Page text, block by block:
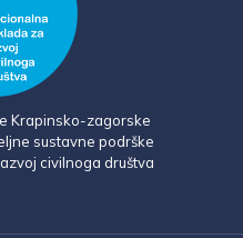
Krapinsko-zagorske
sustavne podrške
civilnoga društva